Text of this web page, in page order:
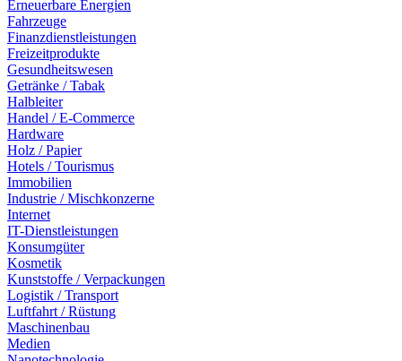
Erneuerbare Energien
Fahrzeuge
Finanzdienstleistungen
Freizeitprodukte
Gesundheitswesen
Getränke / Tabak
Halbleiter
Handel / E-Commerce
Hardware
Holz / Papier
Hotels / Tourismus
Immobilien
Industrie / Mischkonzerne
Internet
IT-Dienstleistungen
Konsumgüter
Kosmetik
Kunststoffe / Verpackungen
Logistik / Transport
Luftfahrt / Rüstung
Maschinenbau
Medien